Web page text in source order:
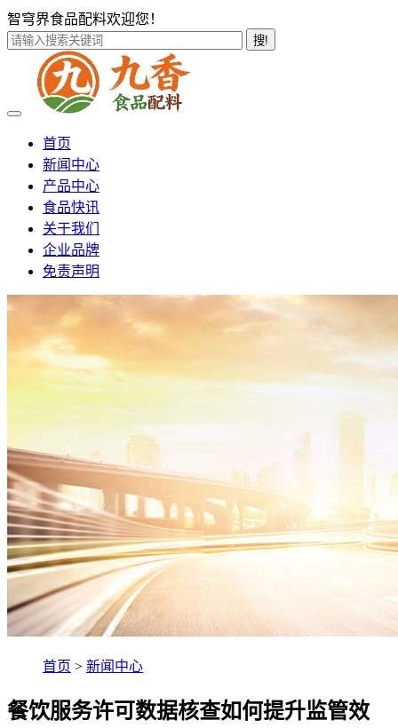
智穹界食品配料欢迎您！
搜!
首页
新闻中心
产品中心
食品快讯
关于我们
企业品牌
免责声明
首页 > 新闻中心
餐饮服务许可数据核查如何提升监管效